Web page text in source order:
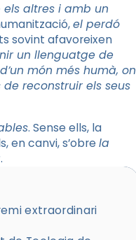
altres i amb un
el perdó
sovint afavoreixen
un llenguatge de
món més humà, on
reconstruir els seus
. Sense ells, la
en canvi, s’obre la
.
extraordinari